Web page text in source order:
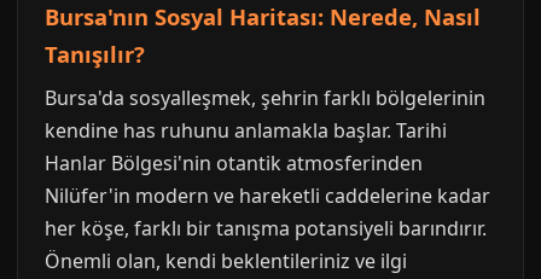
Bursa'nın Sosyal Haritası: Nerede, Nasıl
Tanışılır?
Bursa'da sosyalleşmek, şehrin farklı bölgelerinin
kendine has ruhunu anlamakla başlar. Tarihi
Hanlar Bölgesi'nin otantik atmosferinden
Nilüfer'in modern ve hareketli caddelerine kadar
her köşe, farklı bir tanışma potansiyeli barındırır.
Önemli olan, kendi beklentileriniz ve ilgi